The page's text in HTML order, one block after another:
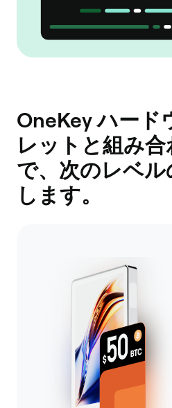
OneKey ハード
レットと組み
で、次のレベ
します。